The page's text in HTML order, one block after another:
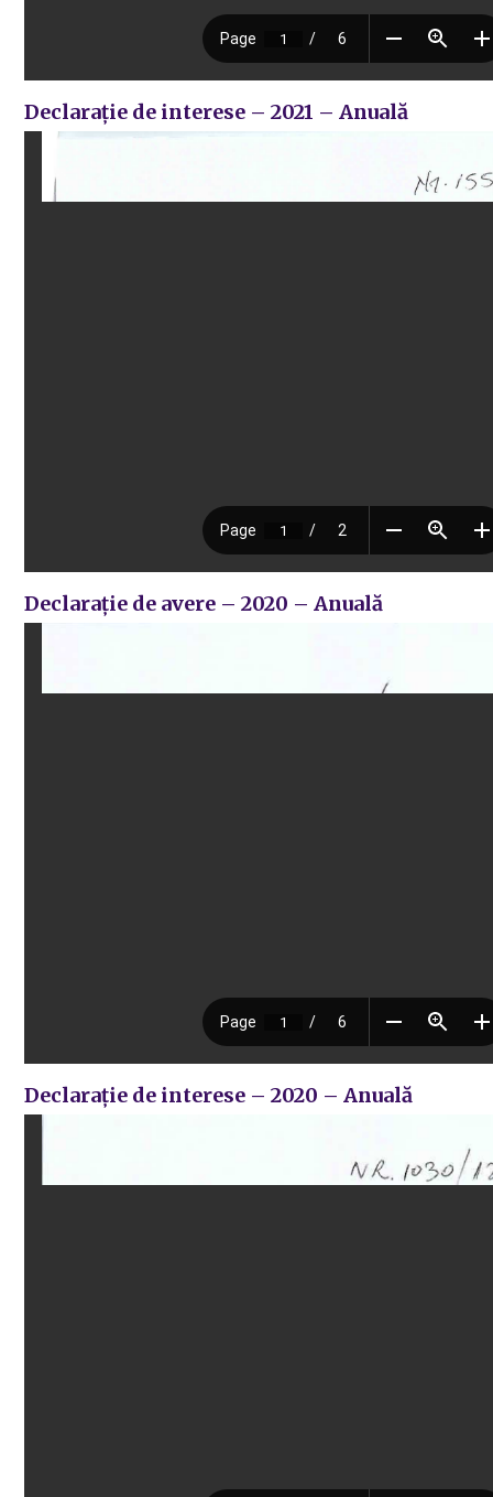
Declarație de interese – 2021 – Anuală
Declarație de avere – 2020 – Anuală
Declarație de interese – 2020 – Anuală